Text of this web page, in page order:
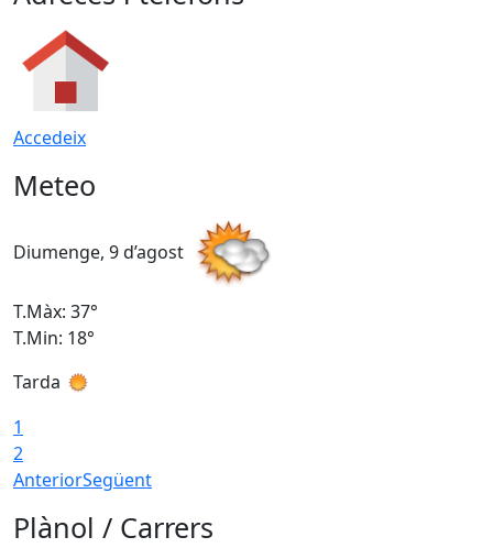
Accedeix
Meteo
Diumenge, 9 d’agost
T.Màx: 37°
T.Min: 18°
Tarda
1
2
AnteriorSegüent
Plànol / Carrers